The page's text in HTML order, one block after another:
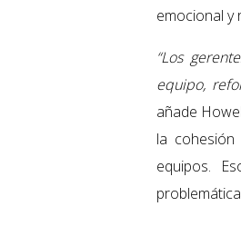
emocional y
“Los
equipo,
añade
la
equipos.